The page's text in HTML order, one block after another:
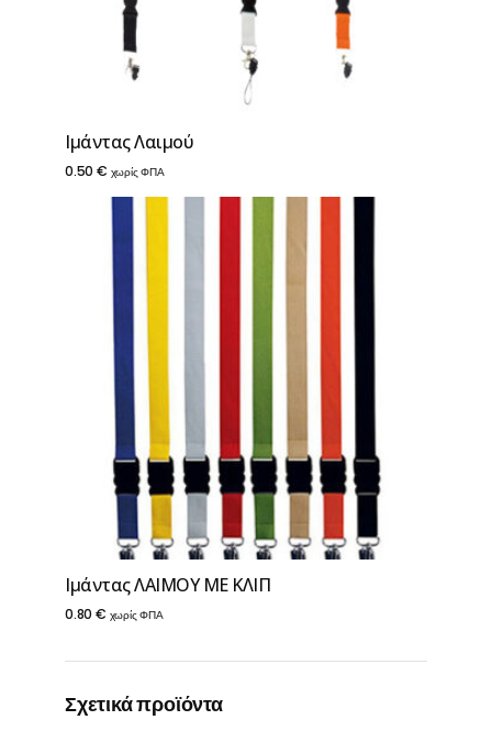
Ιμάντας Λαιμού
0.50 € χωρίς ΦΠΑ
Ιμάντας ΛΑΙΜΟΥ ΜΕ ΚΛΙΠ
0.80 € χωρίς ΦΠΑ
Σχετικά προϊόντα